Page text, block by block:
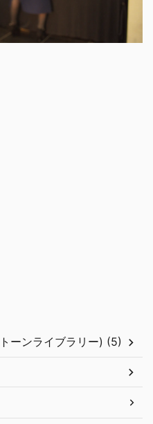
ーンライブラリー) (5)